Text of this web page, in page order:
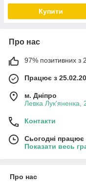
Купити
Про нас
97% позитивних з
Працює з
м. Дніпро
Левка Лук'яненка,
Контакти
Сьогодні працює
Показати весь
Про нас